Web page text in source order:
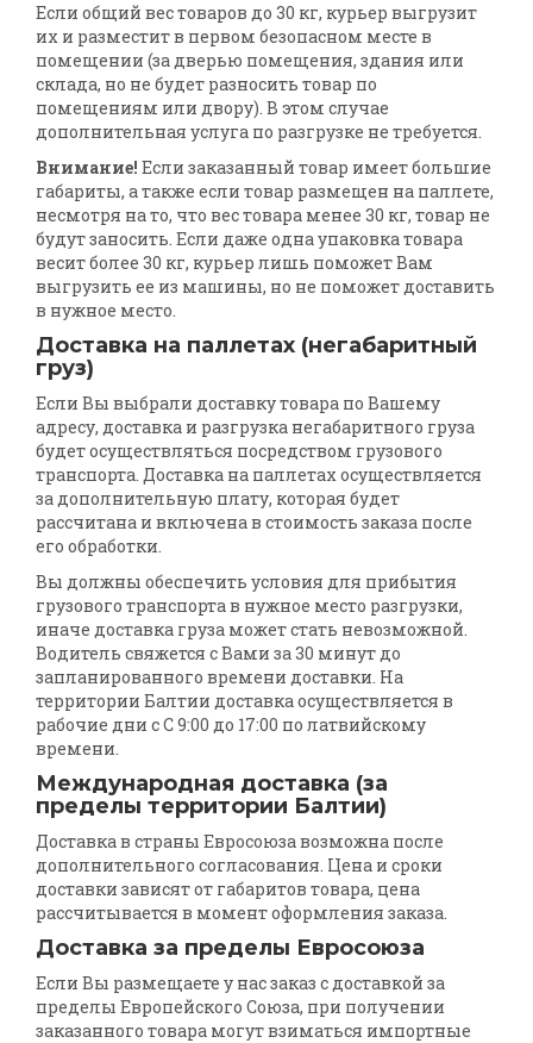
Если общий вес товаров до 30 кг, курьер выгрузит
их и разместит в первом безопасном месте в
помещении (за дверью помещения, здания или
склада, но не будет разносить товар по
помещениям или двору). В этом случае
дополнительная услуга по разгрузке не требуется.
Внимание! Если заказанный товар имеет большие
габариты, а также если товар размещен на паллете,
несмотря на то, что вес товара менее 30 кг, товар не
будут заносить. Если даже одна упаковка товара
весит более 30 кг, курьер лишь поможет Вам
выгрузить ее из машины, но не поможет доставить
в нужное место.
Доставка на паллетах (негабаритный
груз)
Если Вы выбрали доставку товара по Вашему
адресу, доставка и разгрузка негабаритного груза
будет осуществляться посредством грузового
транспорта. Доставка на паллетах осуществляется
за дополнительную плату, которая будет
рассчитана и включена в стоимость заказа после
его обработки.
Вы должны обеспечить условия для прибытия
грузового транспорта в нужное место разгрузки,
иначе доставка груза может стать невозможной.
Водитель свяжется с Вами за 30 минут до
запланированного времени доставки. На
территории Балтии доставка осуществляется в
рабочие дни с С 9:00 до 17:00 по латвийскому
времени.
Международная доставка (за
пределы территории Балтии)
Доставка в страны Евросоюза возможна после
дополнительного согласования. Цена и сроки
доставки зависят от габаритов товара, цена
рассчитывается в момент оформления заказа.
Доставка за пределы Евросоюза
Если Вы размещаете у нас заказ с доставкой за
пределы Европейского Союза, при получении
заказанного товара могут взиматься импортные